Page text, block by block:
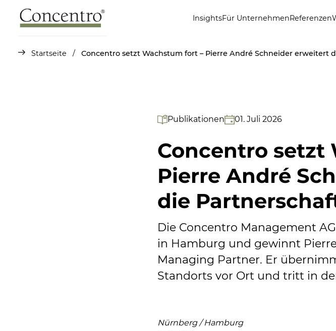
InsightsFür UnternehmenReferenzen
Startseite / Concentro setzt Wachstum fort – Pierre André Schneider erweitert
Publikationen 01. Juli 2026
Concentro setzt
Pierre André
die
Die Concentro Management
in Hamburg und gewinnt
Managing Partner. Er
Standorts vor Ort und tritt in
Nürnberg / Hamburg